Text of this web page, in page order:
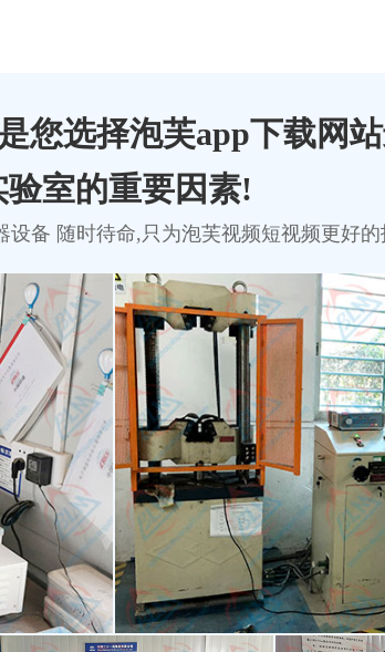
您选择泡芙app下载网
验室的重要因素!
设备 随时待命,只为泡芙视频短视频更好